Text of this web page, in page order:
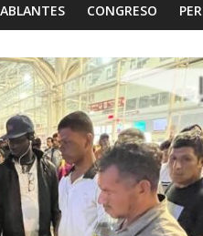
CONGRESO